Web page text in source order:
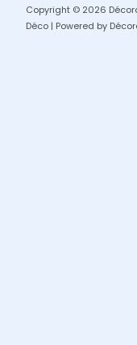
Copyright © 2026
Déco | Powered by